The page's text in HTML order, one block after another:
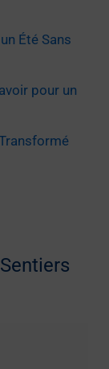
Été Sans
pour un